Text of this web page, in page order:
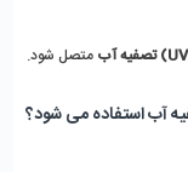
متصل شود.
آب استفاده می شود؟